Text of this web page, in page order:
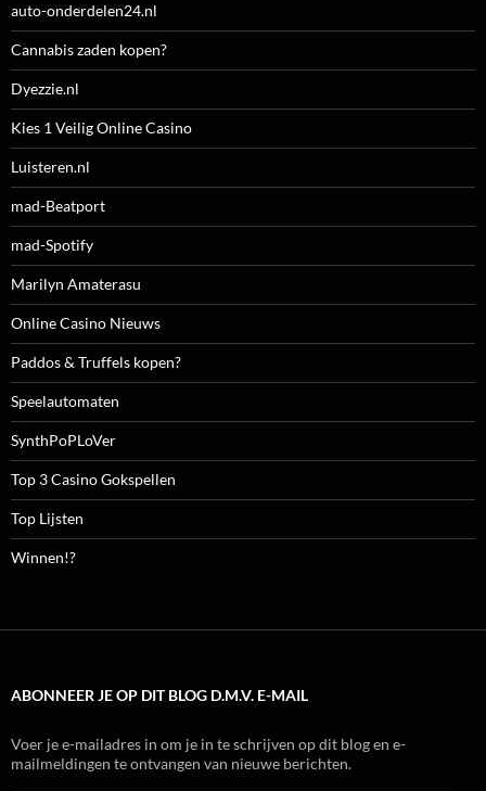
auto-onderdelen24.nl
Cannabis zaden kopen?
Dyezzie.nl
Kies 1 Veilig Online Casino
Luisteren.nl
mad-Beatport
mad-Spotify
Marilyn Amaterasu
Online Casino Nieuws
Paddos & Truffels kopen?
Speelautomaten
SynthPoPLoVer
Top 3 Casino Gokspellen
Top Lijsten
Winnen!?
ABONNEER JE OP DIT BLOG D.M.V. E-MAIL
Voer je e-mailadres in om je in te schrijven op dit blog en e-
mailmeldingen te ontvangen van nieuwe berichten.